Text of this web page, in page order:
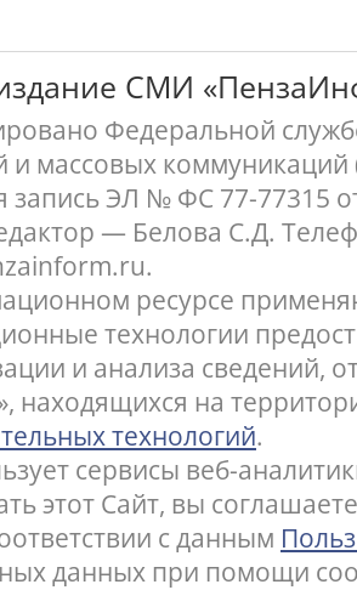
СМИ
Федеральной
и массовых коммуникаций
запись ЭЛ № ФС 77-77315
— Белова С.Д.
ресурсе
технологии
и анализа сведений,
находящихся на
технологий.
сервисы веб-
этот Сайт, вы
с данным
данных при помощи